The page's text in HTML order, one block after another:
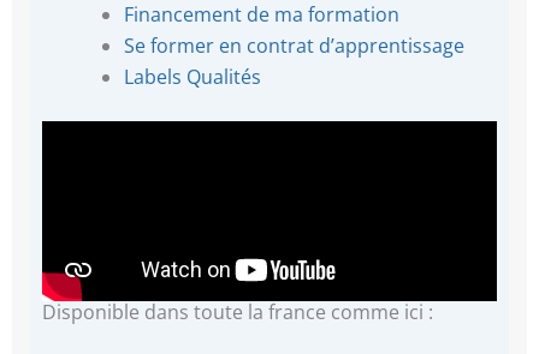
Financement de ma formation
Se former en contrat d’apprentissage
Labels Qualités
Disponible dans toute la france comme ici :